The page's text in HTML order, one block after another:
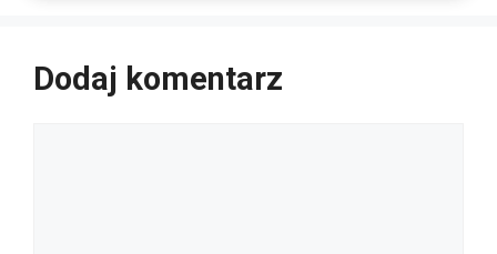
Dodaj komentarz